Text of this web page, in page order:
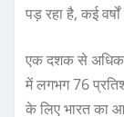
पड़ रहा है, कई
एक दशक से अधिक
में लगभग 76
के लिए भारत का